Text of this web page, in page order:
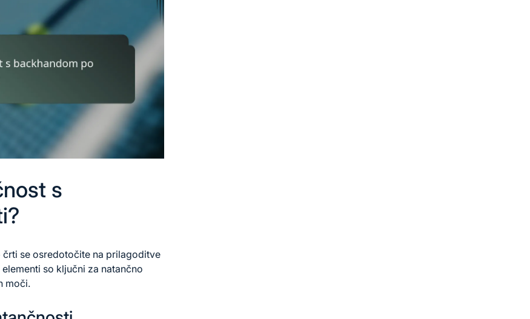
s
se osredotočite na prilagoditve
so ključni za natančno
moči.